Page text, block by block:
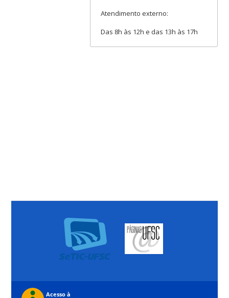
Atendimento externo:
Das 8h às 12h e das 13h às 17h